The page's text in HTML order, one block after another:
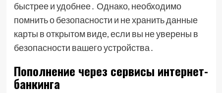
быстрее и удобнее․ Однако, необходимо
помнить о безопасности и не хранить данные
карты в открытом виде, если вы не уверены в
безопасности вашего устройства․
Пополнение через сервисы интернет-
банкинга